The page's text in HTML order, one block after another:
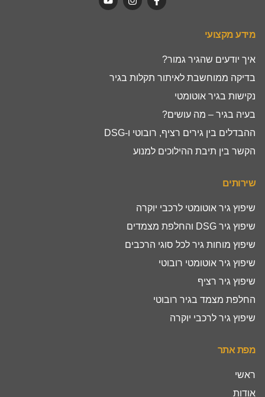
מידע מקצועי
איך יודעים שהגיר גמור?
בדיקה ממוחשבת לאיתור תקלות בגיר
נקישות בגיר אוטומטי
בעיה בגיר – מה עושים?
ההבדלים בין גירים רציף, רובוטי ו-DSG
הקשר בין תיבת ההילוכים למנוע
שירותים
שיפוץ גיר אוטומטי לרכבי יוקרה
שיפוץ גיר DSG והחלפת מצמדים
שיפוץ מוחות גיר לכל סוגי הרכבים
שיפוץ גיר אוטומטי רובוטי
שיפוץ גיר רציף
החלפת מצמד בגיר רובוטי
שיפוץ גיר לרכבי יוקרה
מפת אתר
ראשי
אודות